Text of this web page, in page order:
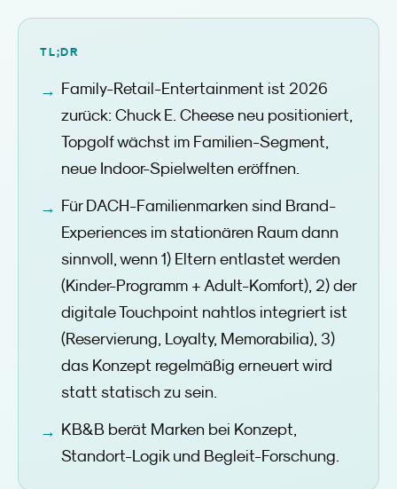
TL;DR
Family-Retail-Entertainment ist 2026
zurück: Chuck E. Cheese neu positioniert,
Topgolf wächst im Familien-Segment,
neue Indoor-Spielwelten eröffnen.
Für DACH-Familienmarken sind Brand-
Experiences im stationären Raum dann
sinnvoll, wenn 1) Eltern entlastet werden
(Kinder-Programm + Adult-Komfort), 2) der
digitale Touchpoint nahtlos integriert ist
(Reservierung, Loyalty, Memorabilia), 3)
das Konzept regelmäßig erneuert wird
statt statisch zu sein.
KB&B berät Marken bei Konzept,
Standort-Logik und Begleit-Forschung.